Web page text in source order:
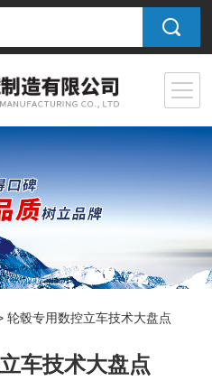
轮毂专用数控立车技术大盘点
车技术大盘点